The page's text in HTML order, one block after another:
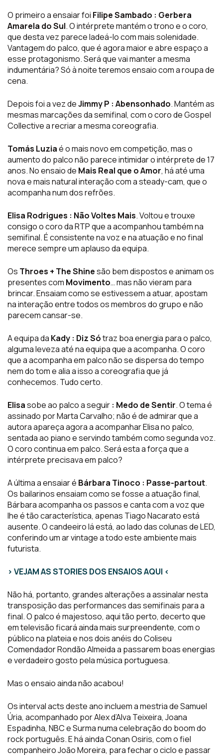
O primeiro a ensaiar foi Filipe Sambado : Gerbera
Amarela do Sul. O intérprete mantém o trono e o coro,
que desta vez parece ladeá-lo com mais solenidade.
Vantagem do palco, que é agora maior e abre espaço a
esse protagonismo. Será que vai manter a mesma
indumentária? Só à noite teremos ensaio com a roupa de
cena.
Depois foi a vez deJimmy P : Abensonhado. Mantém as
mesmas marcações da semifinal, com o coro de Gospel
Collective a recriar a mesma coreografia.
Tomás Luziaé o mais novo em competição, mas o
aumento do palco não parece intimidar o intérprete de 17
anos. No ensaio de Mais Real que o Amor, há até uma
nova e mais natural interação com a steady-cam, que o
acompanha num dos refrões.
Elisa Rodrigues : Não Voltes Mais. Voltou e trouxe
consigo o coro da RTP que a acompanhou também na
semifinal. É consistente na voz e na atuação e no final
merece sempre um aplauso da equipa.
Os Throes + The Shinesão bem dispostos e animam os
presentes com Movimento… mas não vieram para
brincar. Ensaiam como se estivessem a atuar, apostam
na interação entre todos os membros do grupo e não
parecem cansar-se.
A equipa da Kady : Diz Sótraz boa energia para o palco,
alguma leveza até na equipa que a acompanha. O coro
que a acompanha em palco não se dispersa do tempo
nem do tom e alia a isso a coreografia que já
conhecemos. Tudo certo.
Elisasobe ao palco a seguir : Medo de Sentir. O tema é
assinado por Marta Carvalho; não é de admirar que a
autora apareça agora a acompanhar Elisa no palco,
sentada ao piano e servindo também como segunda voz.
O coro continua em palco. Será esta a força que a
intérprete precisava em palco?
A última a ensaiar é Bárbara Tinoco : Passe-partout.
Os bailarinos ensaiam como se fosse a atuação final,
Bárbara acompanha os passos e canta com a voz que
lhe é tão característica, apenas Tiago Nacarato está
ausente. O candeeiro lá está, ao lado das colunas de LED,
conferindo um ar vintage a todo este ambiente mais
futurista.
> VEJAM AS STORIES DOS ENSAIOS AQUI <
Não há, portanto, grandes alterações a assinalar nesta
transposição das performances das semifinais para a
final. O palco é majestoso, aqui tão perto, decerto que
em televisão ficará ainda mais surpreendente, com o
público na plateia e nos dois anéis do Coliseu
Comendador Rondão Almeida a passarem boas energias
e verdadeiro gosto pela música portuguesa.
Mas o ensaio ainda não acabou!
Os interval acts deste ano incluem a mestria de Samuel
Úria, acompanhado por Alex d’Alva Teixeira, Joana
Espadinha, NBC e Surma numa celebração do boom do
rock português. E há ainda Conan Osiris, com o fiel
companheiro João Moreira, para fechar o ciclo e passar